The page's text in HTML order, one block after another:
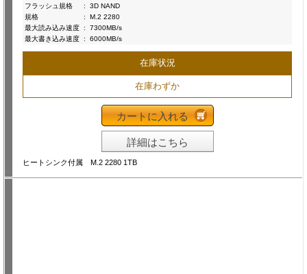
フラッシュ規格
:
3D NAND
規格
:
M.2 2280
最大読み込み速度 :
7300MB/s
最大書き込み速度 : 6000MB/s
在庫状況
在庫わずか
カートに入れる
詳細はこちら
ヒートシンク付属 M.2 2280 1TB